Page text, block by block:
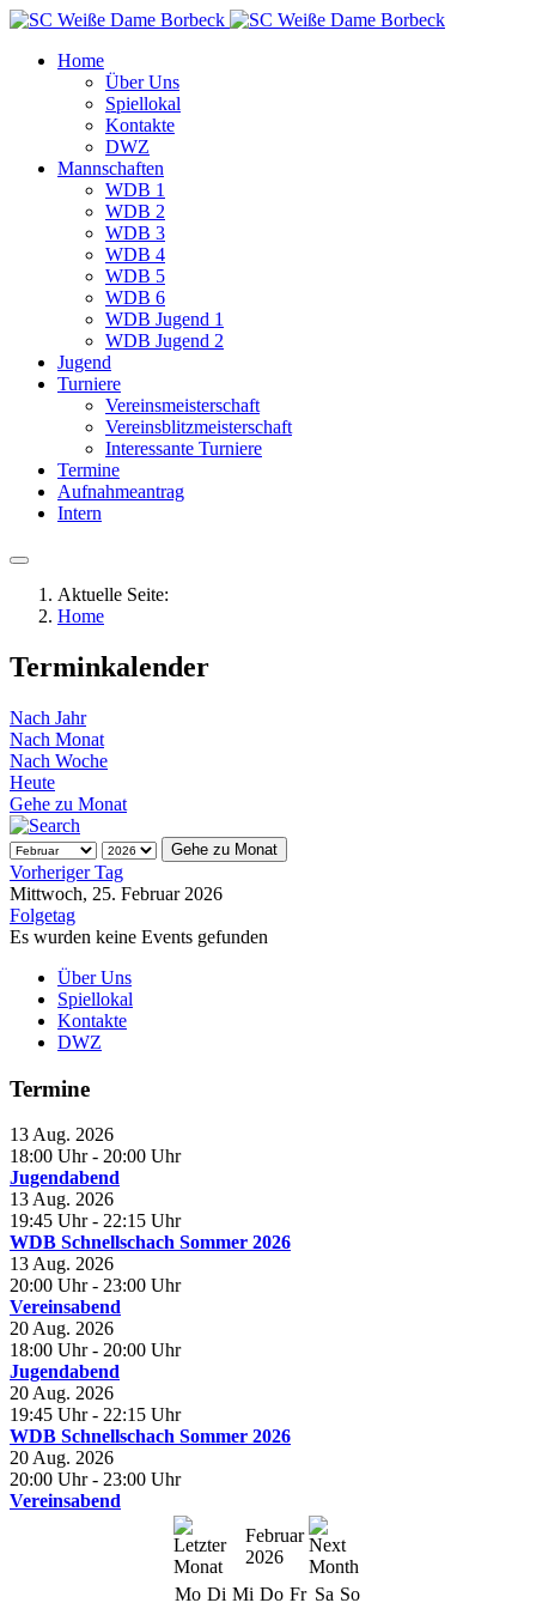
Home
Über Uns
Spiellokal
Kontakte
DWZ
Mannschaften
WDB 1
WDB 2
WDB 3
WDB 4
WDB 5
WDB 6
WDB Jugend 1
WDB Jugend 2
Jugend
Turniere
Vereinsmeisterschaft
Vereinsblitzmeisterschaft
Interessante Turniere
Termine
Aufnahmeantrag
Intern
Aktuelle Seite:
Home
Terminkalender
Nach Jahr
Nach Monat
Nach Woche
Heute
Gehe zu Monat
Gehe zu Monat
Vorheriger Tag
Mittwoch, 25. Februar 2026
Folgetag
Es wurden keine Events gefunden
Über Uns
Spiellokal
Kontakte
DWZ
Termine
13 Aug. 2026
18:00 Uhr - 20:00 Uhr
Jugendabend
13 Aug. 2026
19:45 Uhr - 22:15 Uhr
WDB Schnellschach Sommer 2026
13 Aug. 2026
20:00 Uhr - 23:00 Uhr
Vereinsabend
20 Aug. 2026
18:00 Uhr - 20:00 Uhr
Jugendabend
20 Aug. 2026
19:45 Uhr - 22:15 Uhr
WDB Schnellschach Sommer 2026
20 Aug. 2026
20:00 Uhr - 23:00 Uhr
Vereinsabend
Februar
2026
Mo Di Mi Do Fr Sa So